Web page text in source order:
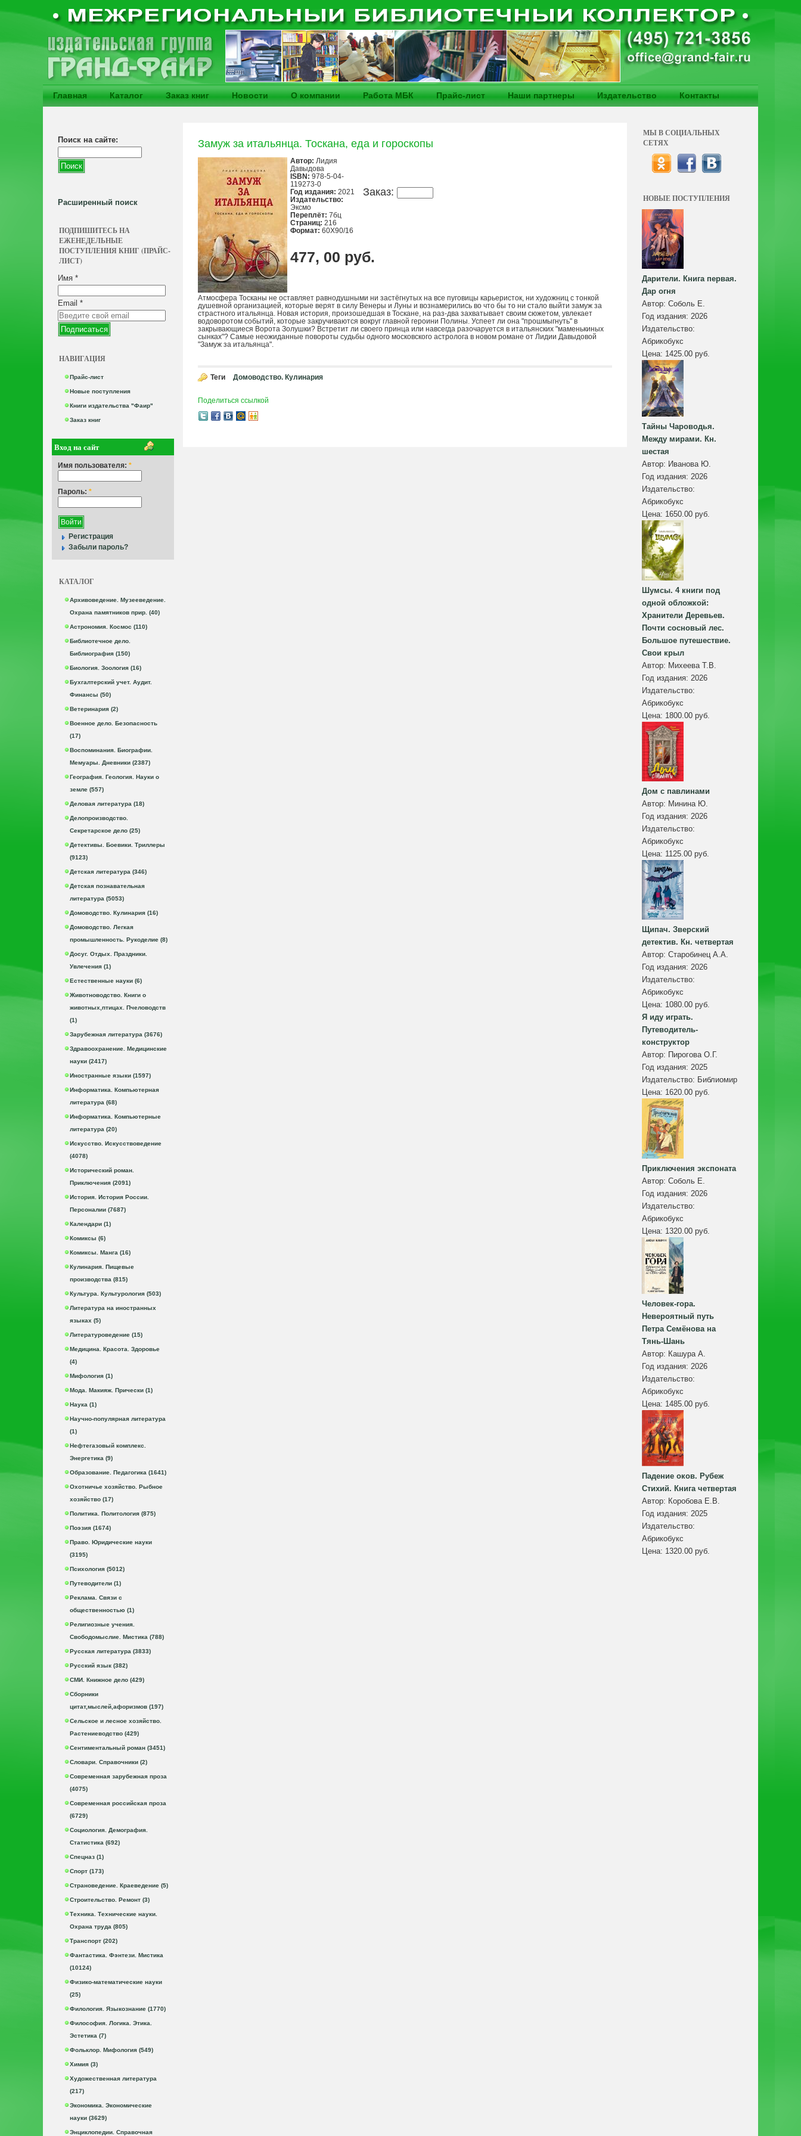
Главная Каталог Заказ книг Новости О компании Работа МБК Прайс-лист Наши партнеры Издательство Контакты
Поиск на сайте:
Расширенный поиск
ПОДПИШИТЕСЬ НА
ЕЖЕНЕДЕЛЬНЫЕ
ПОСТУПЛЕНИЯ КНИГ (ПРАЙС-
ЛИСТ)
Имя *
Email *
НАВИГАЦИЯ
Прайс-лист
Новые поступления
Книги издательства "Фаир"
Заказ книг
Вход на сайт
Имя пользователя: *
Пароль: *
Регистрация
Забыли пароль?
КАТАЛОГ
Архивоведение. Музееведение.
Охрана памятников прир. (40)
Астрономия. Космос (110)
Библиотечное дело.
Библиография (150)
Биология. Зоология (16)
Бухгалтерский учет. Аудит.
Финансы (50)
Ветеринария (2)
Военное дело. Безопасность
(17)
Воспоминания. Биографии.
Мемуары. Дневники (2387)
География. Геология. Науки о
земле (557)
Деловая литература (18)
Делопроизводство.
Секретарское дело (25)
Детективы. Боевики. Триллеры
(9123)
Детская литература (346)
Детская познавательная
литература (5053)
Домоводство. Кулинария (16)
Домоводство. Легкая
промышленность. Рукоделие (8)
Досуг. Отдых. Праздники.
Увлечения (1)
Естественные науки (6)
Животноводство. Книги о
животных,птицах. Пчеловодств
(1)
Зарубежная литература (3676)
Здравоохранение. Медицинские
науки (2417)
Иностранные языки (1597)
Информатика. Компьютерная
литература (68)
Информатика. Компьютерные
литература (20)
Искусство. Искусствоведение
(4078)
Исторический роман.
Приключения (2091)
История. История России.
Персоналии (7687)
Календари (1)
Комиксы (6)
Комиксы. Манга (16)
Кулинария. Пищевые
производства (815)
Культура. Культурология (503)
Литература на иностранных
языках (5)
Литературоведение (15)
Медицина. Красота. Здоровье
(4)
Мифология (1)
Мода. Макияж. Прически (1)
Наука (1)
Научно-популярная литература
(1)
Нефтегазовый комплекс.
Энергетика (9)
Образование. Педагогика (1641)
Охотничье хозяйство. Рыбное
хозяйство (17)
Политика. Политология (875)
Поэзия (1674)
Право. Юридические науки
(3195)
Психология (5012)
Путеводители (1)
Реклама. Связи с
общественностью (1)
Религиозные учения.
Свободомыслие. Мистика (788)
Русская литература (3833)
Русский язык (382)
СМИ. Книжное дело (429)
Сборники
цитат,мыслей,афоризмов (197)
Сельское и лесное хозяйство.
Растениеводство (429)
Сентиментальный роман (3451)
Словари. Справочники (2)
Современная зарубежная проза
(4075)
Современная российская проза
(6729)
Социология. Демография.
Статистика (692)
Спецназ (1)
Спорт (173)
Страноведение. Краеведение (5)
Строительство. Ремонт (3)
Техника. Технические науки.
Охрана труда (805)
Транспорт (202)
Фантастика. Фэнтези. Мистика
(10124)
Физико-математические науки
(25)
Филология. Языкознание (1770)
Философия. Логика. Этика.
Эстетика (7)
Фольклор. Мифология (549)
Химия (3)
Художественная литература
(217)
Экономика. Экономические
науки (3629)
Энциклопедии. Справочная
Замуж за итальянца. Тоскана, еда и гороскопы
Заказ:
Автор: Лидия
Давыдова
ISBN: 978-5-04-
119273-0
Год издания: 2021
Издательство:
Эксмо
Переплёт: 7бц
Страниц: 216
Формат: 60X90/16
477, 00 руб.
Атмосфера Тосканы не оставляет равнодушными ни застёгнутых на все пуговицы карьеристок, ни художниц с тонкой
душевной организацией, которые верят в силу Венеры и Луны и вознамерились во что бы то ни стало выйти замуж за
страстного итальянца. Новая история, произошедшая в Тоскане, на раз-два захватывает своим сюжетом, увлекает
водоворотом событий, которые закручиваются вокруг главной героини Полины. Успеет ли она "прошмыгнуть" в
закрывающиеся Ворота Золушки? Встретит ли своего принца или навсегда разочаруется в итальянских "маменькиных
сынках"? Самые неожиданные повороты судьбы одного московского астролога в новом романе от Лидии Давыдовой
"Замуж за итальянца".
Теги Домоводство. Кулинария
Поделиться ссылкой
МЫ В СОЦИАЛЬНЫХ
СЕТЯХ
НОВЫЕ ПОСТУПЛЕНИЯ
Дарители. Книга первая.
Дар огня
Автор: Соболь Е.
Год издания: 2026
Издательство:
Абрикобукс
Цена: 1425.00 руб.
Тайны Чароводья.
Между мирами. Кн.
шестая
Автор: Иванова Ю.
Год издания: 2026
Издательство:
Абрикобукс
Цена: 1650.00 руб.
Шумсы. 4 книги под
одной обложкой:
Хранители Деревьев.
Почти сосновый лес.
Большое путешествие.
Свои крыл
Автор: Михеева Т.В.
Год издания: 2026
Издательство:
Абрикобукс
Цена: 1800.00 руб.
Дом с павлинами
Автор: Минина Ю.
Год издания: 2026
Издательство:
Абрикобукс
Цена: 1125.00 руб.
Щипач. Зверский
детектив. Кн. четвертая
Автор: Старобинец А.А.
Год издания: 2026
Издательство:
Абрикобукс
Цена: 1080.00 руб.
Я иду играть.
Путеводитель-
конструктор
Автор: Пирогова О.Г.
Год издания: 2025
Издательство: Библиомир
Цена: 1620.00 руб.
Приключения экспоната
Автор: Соболь Е.
Год издания: 2026
Издательство:
Абрикобукс
Цена: 1320.00 руб.
Человек-гора.
Невероятный путь
Петра Семёнова на
Тянь-Шань
Автор: Кашура А.
Год издания: 2026
Издательство:
Абрикобукс
Цена: 1485.00 руб.
Падение оков. Рубеж
Стихий. Книга четвертая
Автор: Коробова Е.В.
Год издания: 2025
Издательство:
Абрикобукс
Цена: 1320.00 руб.